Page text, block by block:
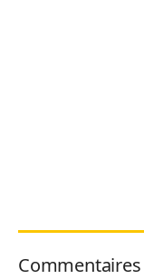
Commentaires